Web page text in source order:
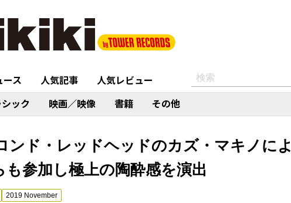
ース 人気記事
人気レビュー
ック 映画／映像 書籍 その他
ンド・レッドヘッドのカズ・マキノによ
参加し極上の陶酔感を演出
2019 November